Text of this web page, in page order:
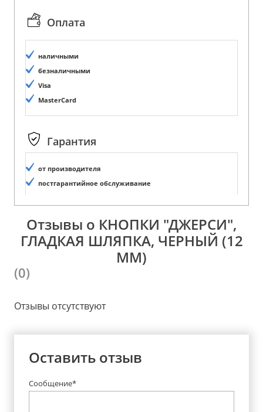
Оплата
наличными
безналичными
Visa
MasterCard
Гарантия
от производителя
постгарантийное обслуживание
Отзывы о КНОПКИ "ДЖЕРСИ",
ГЛАДКАЯ ШЛЯПКА, ЧЕРНЫЙ (12
ММ)
(0)
Отзывы отсутствуют
Оставить отзыв
Сообщение*